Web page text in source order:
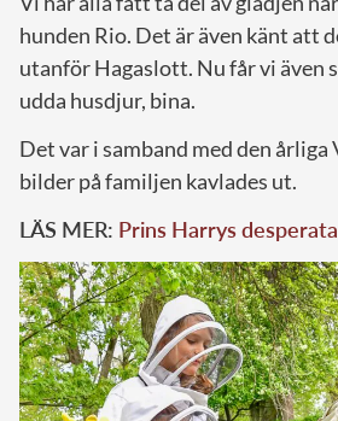
hunden Rio. Det är även känt att
utanför Hagaslott. Nu får vi även
udda husdjur, bina.
Det var i samband med den årliga
bilder på familjen kavlades ut.
LÄS MER: Prins Harrys